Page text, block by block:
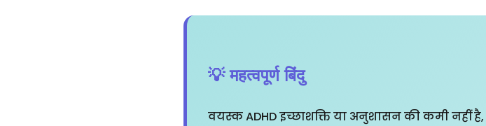
💡 महत्वपूर्ण बिंदु
वयस्क ADHD इच्छाशक्ति या अनुशासन की कमी नहीं